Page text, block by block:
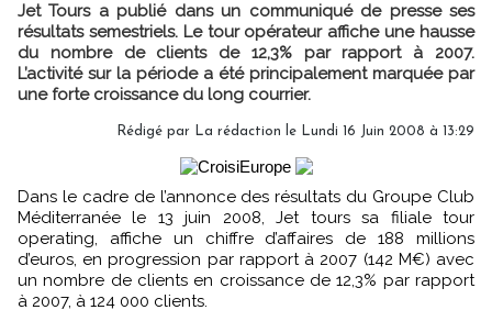
Jet Tours a publié dans un communiqué de presse ses
résultats semestriels. Le tour opérateur affiche une hausse
du nombre de clients de 12,3% par rapport à 2007.
L’activité sur la période a été principalement marquée par
une forte croissance du long courrier.
Rédigé par La rédaction le Lundi 16 Juin 2008 à 13:29
Dans le cadre de l’annonce des résultats du Groupe Club
Méditerranée le 13 juin 2008, Jet tours sa filiale tour
operating, affiche un chiffre d’affaires de 188 millions
d’euros, en progression par rapport à 2007 (142 M€) avec
un nombre de clients en croissance de 12,3% par rapport
à 2007, à 124 000 clients.